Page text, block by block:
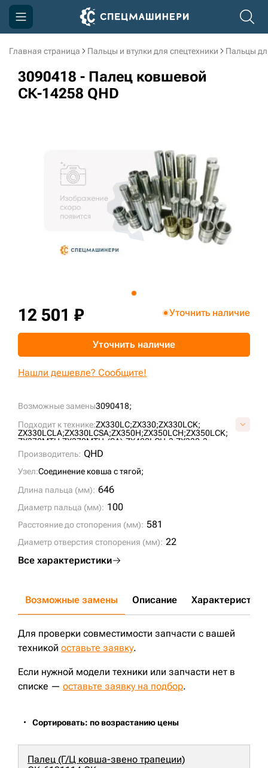
Главная страница Пальцы и втулки для спецтехники Пальцы
3090418 - Палец ковшевой
СК-14258 QHD
Возможные замены3090418;
Подходит к технике:ZX330LC;ZX330;ZX330LCK;
ZX330LCLA;ZX330LCSA;ZX350H;ZX350LCH;ZX350LCK;
ZX370MTH;ZX370MTH-(SA);ZX400LCH-3;ZX330-3;
ZX3303-(B);
ZX330LC-3;
ZX330LC3-(SA);ZX330LC3-AP;
ZX350L-3;
ZX350LCK-3;
ZX350LCK3-AP;ZX330-3G; ZX350LCH(CRASH);
Производитель: QHD
Узел:Соединение ковша с тягой;
Длина пальца (мм): 646
Диаметр пальца (мм): 100
Расстояние до стопорения (мм): 581
Диаметр отверстия стопорения (мм): 22
Все характеристики
12 501 ₽ Уточнить наличие
Уточнить наличие
Нашли дешевле? Сообщите!
Возможные замены Описание Характеристики
Для проверки совместимости запчасти с вашей
техникой оставьте заявку.
Если нужной модели техники или запчасти нет в
списке — оставьте заявку на подбор.
Сортировать: по возрастанию цены
Палец (Г/Ц ковша-звено трапеции)
Компания
Акции
3D тур по производству
3D тур по складам
sksale@skdst.ru